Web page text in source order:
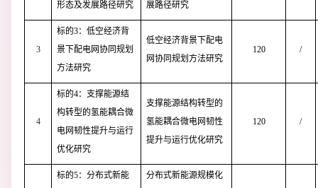
形态及发展路径研究 展路径研究
3
标的3：低空经济背
景下配电网协同规划
方法研究
低空经济背景下配电
网协同规划方法研究
120 /
4
标的4：支撑能源结
构转型的氢能耦合微
电网韧性提升与运行
优化研究
支撑能源结构转型的
氢能耦合微电网韧性
提升与运行优化研究
120 /
标的5：分布式新能
分布式新能源规模化